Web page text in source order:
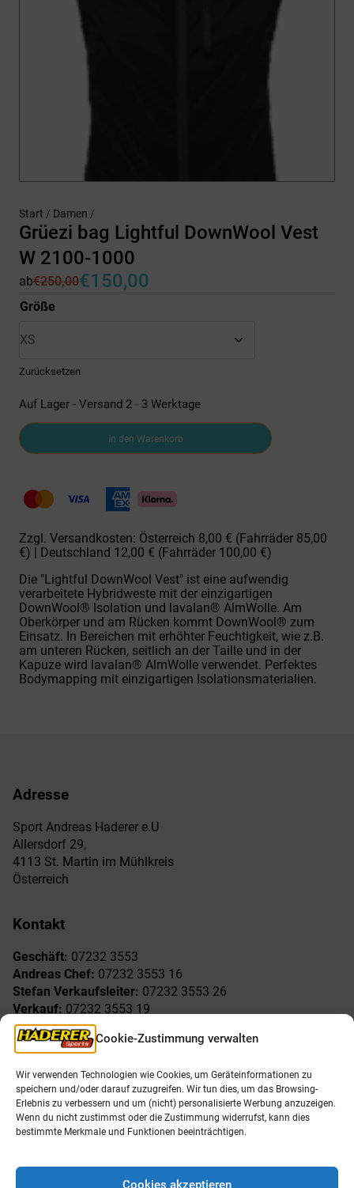
Cookie-Zustimmung verwalten
Wir verwenden Technologien wie Cookies, um Geräteinformationen zu
speichern und/oder darauf zuzugreifen. Wir tun dies, um das Browsing-
Erlebnis zu verbessern und um (nicht) personalisierte Werbung anzuzeigen.
Wenn du nicht zustimmst oder die Zustimmung widerrufst, kann dies
bestimmte Merkmale und Funktionen beeinträchtigen.
Cookies akzeptieren
Start / Damen /
Grüezi bag Lightful DownWool Vest
W 2100-1000
ab€250,00
Ursprünglicher
Preis
war:
€150,00
Aktueller
Preis
ist:
Größe
Zurücksetzen
Auf Lager - Versand 2 - 3 Werktage
Grüezi
bag
Lightful
W
2100-
Menge
In den Warenkorb
Zzgl. Versandkosten: Österreich 8,00 € (Fahrräder 85,00
€) | Deutschland 12,00 € (Fahrräder 100,00 €)
Die "Lightful DownWool Vest" ist eine aufwendig
verarbeitete Hybridweste mit der einzigartigen
DownWool® Isolation und lavalan® AlmWolle. Am
Oberkörper und am Rücken kommt DownWool® zum
Einsatz. In Bereichen mit erhöhter Feuchtigkeit, wie z.B.
am unteren Rücken, seitlich an der Taille und in der
Kapuze wird lavalan® AlmWolle verwendet. Perfektes
Bodymapping mit einzigartigen Isolationsmaterialien.
Adresse
Sport Andreas Haderer e.U
Allersdorf 29,
4113 St. Martin im Mühlkreis
Österreich
Kontakt
Geschäft: 07232 3553
Andreas Chef: 07232 3553 16
Stefan Verkaufsleiter: 07232 3553 26
Verkauf: 07232 3553 19
Reklamationen:
Freude am Sport
AGB
Impressum
Datenschutzerklärung
Allgemeines
Öffnungszeiten
Unser Team